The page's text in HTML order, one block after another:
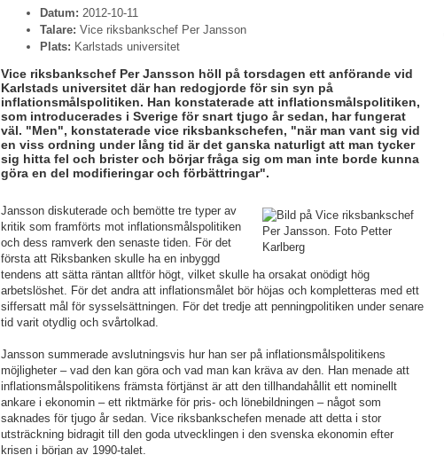
Datum: 2012-10-11
Talare: Vice riksbankschef Per Jansson
Plats: Karlstads universitet
Vice riksbankschef Per Jansson höll på torsdagen ett anförande vid
Karlstads universitet där han redogjorde för sin syn på
inflationsmålspolitiken. Han konstaterade att inflationsmålspolitiken,
som introducerades i Sverige för snart tjugo år sedan, har fungerat
väl. "Men", konstaterade vice riksbankschefen, "när man vant sig vid
en viss ordning under lång tid är det ganska naturligt att man tycker
sig hitta fel och brister och börjar fråga sig om man inte borde kunna
göra en del modifieringar och förbättringar".
Jansson diskuterade och bemötte tre typer av
kritik som framförts mot inflationsmålspolitiken
och dess ramverk den senaste tiden. För det
första att Riksbanken skulle ha en inbyggd
tendens att sätta räntan alltför högt, vilket skulle ha orsakat onödigt hög
arbetslöshet. För det andra att inflationsmålet bör höjas och kompletteras med ett
siffersatt mål för sysselsättningen. För det tredje att penningpolitiken under senare
tid varit otydlig och svårtolkad.
Jansson summerade avslutningsvis hur han ser på inflationsmålspolitikens
möjligheter – vad den kan göra och vad man kan kräva av den. Han menade att
inflationsmålspolitikens främsta förtjänst är att den tillhandahållit ett nominellt
ankare i ekonomin – ett riktmärke för pris- och lönebildningen – något som
saknades för tjugo år sedan. Vice riksbankschefen menade att detta i stor
utsträckning bidragit till den goda utvecklingen i den svenska ekonomin efter
krisen i början av 1990-talet.